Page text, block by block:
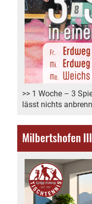
>> 1 Woche – 3
lässt nichts
Milbertshofen